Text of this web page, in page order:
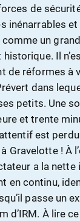
de
inénarrables
un
Il
de réformes à
dans
petits. Une
et trente
attentif est
Gravelotte ! À
a la
en continu,
passe un
d’IRM. À lire